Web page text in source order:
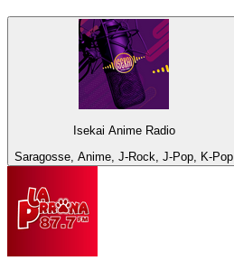
Isekai Anime Radio
Saragosse, Anime, J-Rock, J-Pop, K-Pop